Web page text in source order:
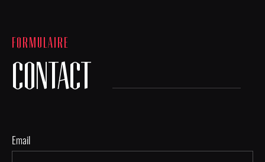
FORMULAIRE
CONTACT
Email